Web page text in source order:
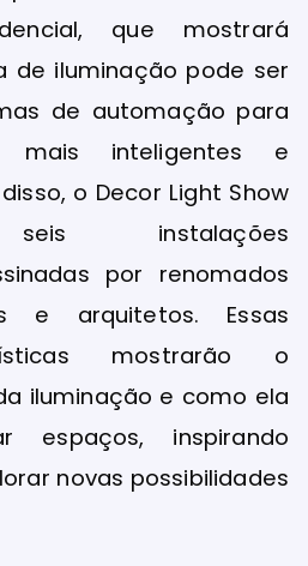
que mostrará
de iluminação pode ser
de automação para
mais inteligentes e
o Decor Light Show
seis instalações
por renomados
e arquitetos. Essas
mostrarão o
iluminação e como ela
espaços, inspirando
novas possibilidades